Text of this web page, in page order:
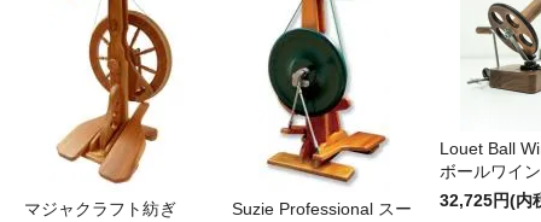
マジャクラフト紡ぎ
Suzie Professional スー
Louet Ball
ボールワイ
32,725円(内